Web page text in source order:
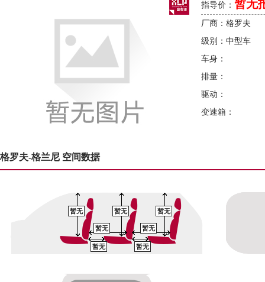
指导价： 暂无
厂商：格罗夫
级别：中型车
车身：
排量：
驱动：
变速箱：
格罗夫-格兰尼 空间数据
暂无 暂无 暂无
暂无
暂无 暂无
暂无